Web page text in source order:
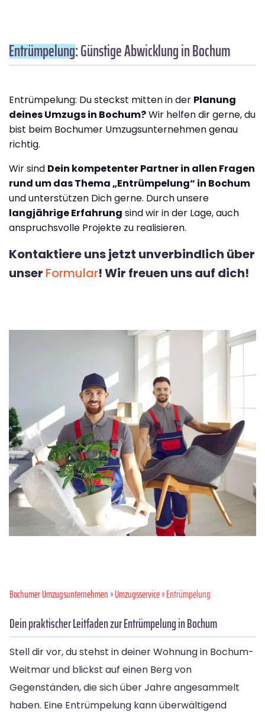
Entrümpelung: Günstige Abwicklung in Bochum
Entrümpelung: Du steckst mitten in der Planung
deines Umzugs in Bochum?Wir helfen dir gerne, du
bist beim Bochumer Umzugsunternehmen genau
richtig.
Wir sind Dein kompetenter Partner in allen Fragen
rund um das Thema „Entrümpelung“ in Bochum
und unterstützen Dich gerne. Durch unsere
langjährige Erfahrung sind wir in der Lage, auch
anspruchsvolle Projekte zu realisieren.
Kontaktiere uns jetzt unverbindlich über
unser Formular! Wir freuen uns auf dich!
Bochumer Umzugsunternehmen»Umzugsservice» Entrümpelung
Dein praktischer Leitfaden zur Entrümpelung in Bochum
Stell dir vor, du stehst in deiner Wohnung in Bochum-
Weitmar und blickst auf einen Berg von
Gegenständen, die sich über Jahre angesammelt
haben. Eine Entrümpelung kann überwältigend